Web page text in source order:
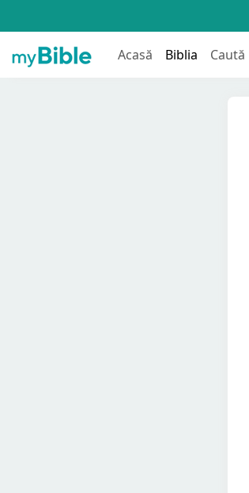
Acasă Biblia Caută